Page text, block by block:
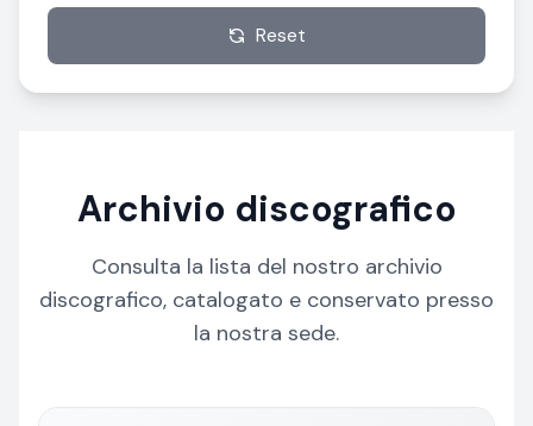
Reset
Archivio discografico
Consulta la lista del nostro archivio
discografico, catalogato e conservato presso
la nostra sede.